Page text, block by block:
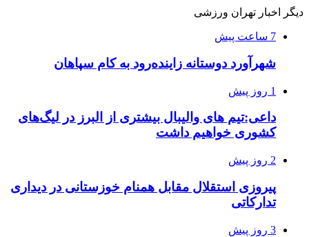
دیگر اخبار تهران ورزشی
7 ساعت پیش
شهرآورد دوستانه زاینده‌رود به کام سپاهان
1 روز پیش
داعی:تیم های والیبال بیشتری از البرز در لیگ‌های
کشوری خواهیم داشت
2 روز پیش
پیروزی استقلال مقابل همنام خوزستانی در دیداری
تدارکاتی
3 روز پیش